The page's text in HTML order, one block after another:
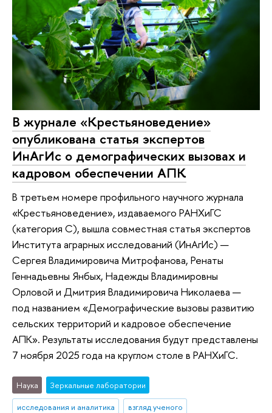
В журнале «Крестьяноведение»
опубликована статья экспертов
ИнАгИс о демографических вызовах и
кадровом обеспечении АПК
В третьем номере профильного научного журнала
«Крестьяноведение», издаваемого РАНХиГС
(категория С), вышла совместная статья экспертов
Института аграрных исследований (ИнАгИс) —
Сергея Владимировича Митрофанова, Ренаты
Геннадьевны Янбых, Надежды Владимировны
Орловой и Дмитрия Владимировича Николаева —
под названием «Демографические вызовы развитию
сельских территорий и кадровое обеспечение
АПК». Результаты исследования будут представлены
7 ноября 2025 года на круглом столе в РАНХиГС.
Наука
Зеркальные лаборатории
исследования и аналитика
взгляд ученого